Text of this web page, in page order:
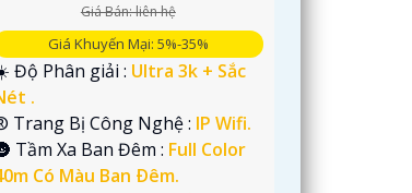
Giá Bán: liên hệ
Giá Khuyến Mại: 5%-35%
Độ Phân giải : Ultra 3k + Sắc
.
Trang Bị Công Nghệ : IP Wifi.
Tầm Xa Ban Đêm : Full Color
Có Màu Ban Ðêm.